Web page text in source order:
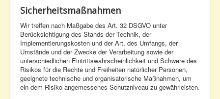
Sicherheitsmaßnahmen
Wir treffen nach Maßgabe des Art. 32 DSGVO unter
Berücksichtigung des Stands der Technik, der
Implementierungskosten und der Art, des Umfangs, der
Umstände und der Zwecke der Verarbeitung sowie der
unterschiedlichen Eintrittswahrscheinlichkeit und Schwere des
Risikos für die Rechte und Freiheiten natürlicher Personen,
geeignete technische und organisatorische Maßnahmen, um
ein dem Risiko angemessenes Schutzniveau zu gewährleisten.